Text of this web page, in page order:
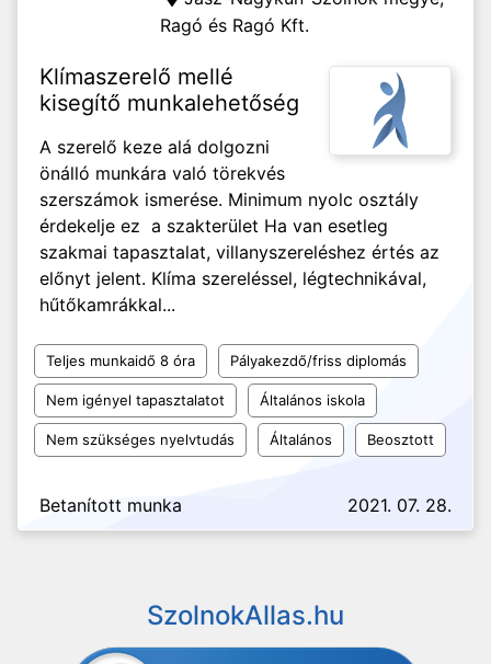
Ragó és Ragó Kft.
Klímaszerelő mellé
kisegítő munkalehetőség
A szerelő keze alá dolgozni
önálló munkára való törekvés
szerszámok ismerése. Minimum nyolc osztály
érdekelje ez a szakterület Ha van esetleg
szakmai tapasztalat, villanyszereléshez értés az
előnyt jelent. Klíma szereléssel, légtechnikával,
hűtőkamrákkal...
Teljes munkaidő 8 óra Pályakezdő/friss diplomás
Nem igényel tapasztalatot Általános iskola
Nem szükséges nyelvtudás Általános Beosztott
Betanított munka 2021. 07. 28.
SzolnokAllas.hu